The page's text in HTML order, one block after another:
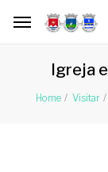
Igreja
Home Visitar